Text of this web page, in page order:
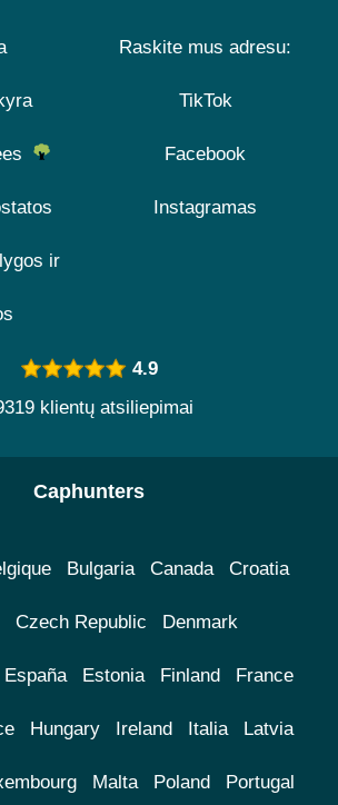
ir
Raskite mus adresu:
TikTok
Facebook
Instagramas
4.9
klientų atsiliepimai
Caphunters
Bulgaria Canada Croatia
Czech Republic Denmark
España Estonia Finland France
Hungary Ireland Italia Latvia
Malta Poland Portugal